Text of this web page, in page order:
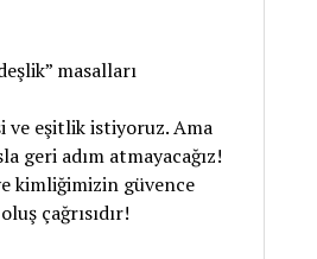
masalları
ve eşitlik istiyoruz. Ama
geri adım atmayacağız!
kimliğimizin güvence
çağrısıdır!